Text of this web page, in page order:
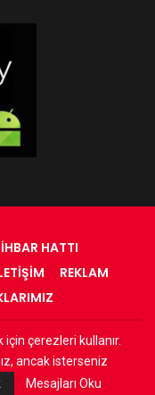
HATTI
REKLAM
Saklıdır
çerezleri kullanır.
ancak isterseniz
Mesajları Oku